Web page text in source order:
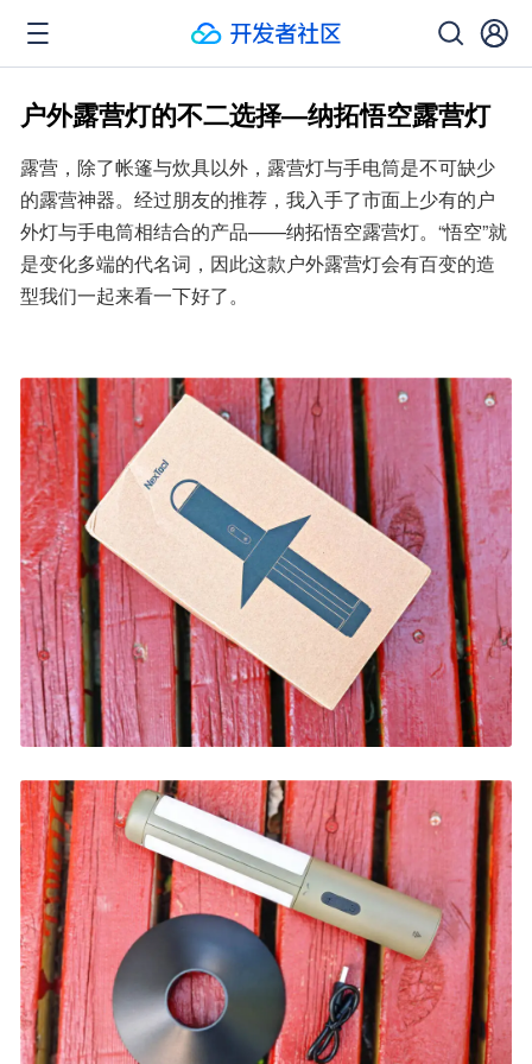
户外露营灯的不二选择—纳拓悟空露营灯
露营，除了帐篷与炊具以外，露营灯与手电筒是不可缺少
的露营神器。经过朋友的推荐，我入手了市面上少有的户
外灯与手电筒相结合的产品——纳拓悟空露营灯。“悟空”就
是变化多端的代名词，因此这款户外露营灯会有百变的造
型我们一起来看一下好了。